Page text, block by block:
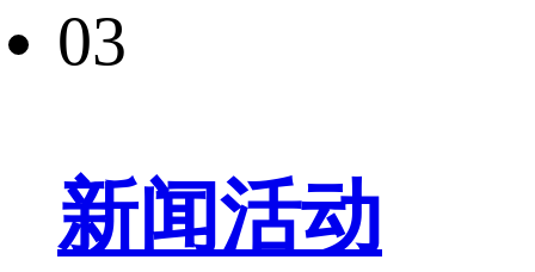
03
新闻活动